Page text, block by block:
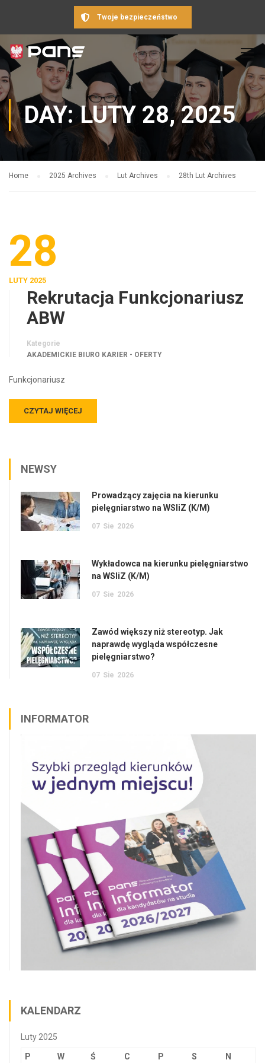
Twoje bezpieczeństwo
DAY: LUTY 28, 2025
Home 2025 Archives Lut Archives 28th Lut Archives
28
LUTY 2025
Rekrutacja Funkcjonariusz
ABW
Kategorie
AKADEMICKIE BIURO KARIER - OFERTY
Funkcjonariusz
CZYTAJ WIĘCEJ
NEWSY
Prowadzący zajęcia na kierunku
pielęgniarstwo na WSIiZ (K/M)
07 Sie 2026
Wykładowca na kierunku pielęgniarstwo
na WSIiZ (K/M)
07 Sie 2026
Zawód większy niż stereotyp. Jak
naprawdę wygląda współczesne
pielęgniarstwo?
07 Sie 2026
INFORMATOR
KALENDARZ
Luty 2025
P W Ś C P S N